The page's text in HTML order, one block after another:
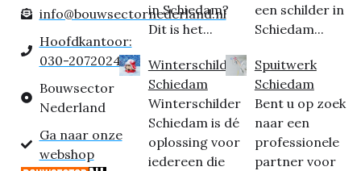
info@bouwsectornederland.nl
Hoofdkantoor:
030-2072024
Bouwsector
Nederland
Ga naar onze
webshop
in Schiedam?
Dit is het...
Winterschilder
Schiedam
Winterschilder
Schiedam is dé
oplossing voor
iedereen die
een schilder in
Schiedam...
Spuitwerk
Schiedam
Bent u op zoek
naar een
professionele
partner voor